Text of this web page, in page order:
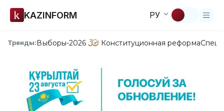
KAZINFORM РУ
Тренды:Выборы-2026 Конституционная реформа